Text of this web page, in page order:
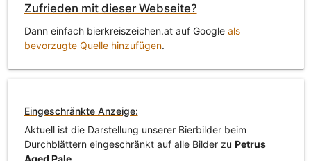
Zufrieden mit dieser Webseite?
Dann einfach bierkreiszeichen.at auf Google als
bevorzugte Quelle hinzufügen.
Eingeschränkte Anzeige:
Aktuell ist die Darstellung unserer Bierbilder beim
Durchblättern eingeschränkt auf alle Bilder zu Petrus